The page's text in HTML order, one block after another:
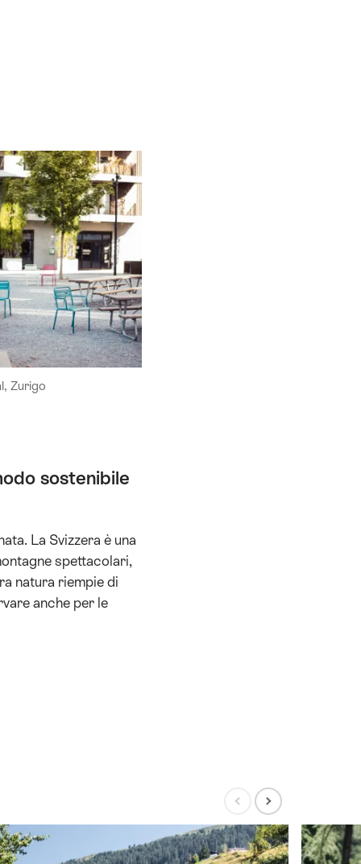
Zurigo
sostenibile
La Svizzera è una
spettacolari,
natura riempie di
anche per le
Visualizza
slide
precedente
Visualizza
prossima
slide